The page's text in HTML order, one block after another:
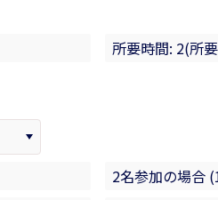
所要時間: 2(所
2名参加の場合